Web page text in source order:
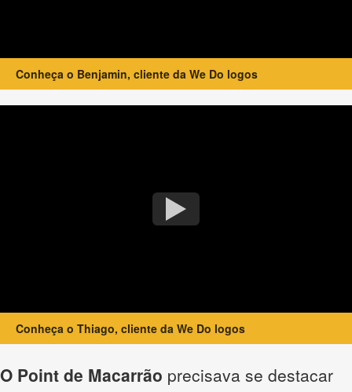
Conheça o Benjamin, cliente da We Do logos
Conheça o Thiago, cliente da We Do logos
O Point de Macarrão precisava se destacar